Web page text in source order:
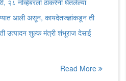
२८ नोव्हेंबरला ठाकरेंनी घेतलेल्या
आली असून, कायदेतज्ज्ञांकडून ती
उत्पादन शुल्क मंत्री शंभूराज देसाई
Read More